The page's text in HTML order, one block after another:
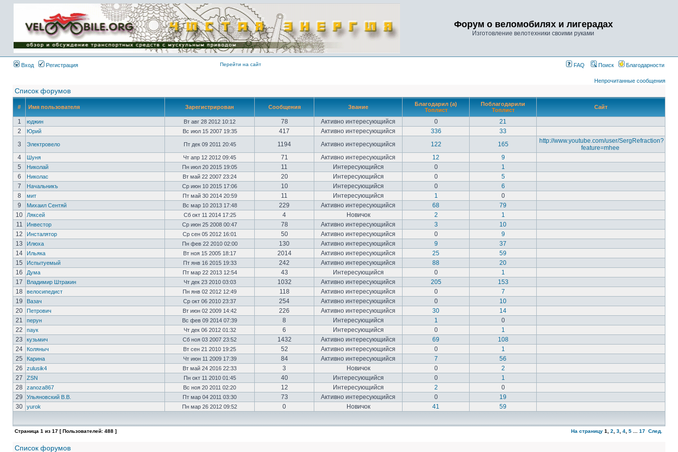
Имя пользователя:
Пароль:
{ LOG_ME_IN_SHORT
}
Форум о веломобилях и лигерадах
Изготовление велотехники своими руками
Вход Регистрация Перейти на сайт FAQ Поиск Благодарности
Непрочитанные сообщения
Список форумов
# Имя пользователя Зарегистрирован Сообщения Звание
Благодарил (а)
Топлист
Поблагодарили
Топлист
Сайт
1 юджин Вт авг 28 2012 10:12 78 Активно интересующийся 0
21
2
Юрий Вс июл 15 2007 19:35 417 Активно интересующийся 336
33
3
Электровело Пт дек 09 2011 20:45 1194 Активно интересующийся 122 165
http://www.youtube.com/user/SergRefraction?
feature=mhee
4
Шуня Чт апр 12 2012 09:45 71 Активно интересующийся 12
9
5
Николай Пн июл 20 2015 19:05 11 Интересующийся 0
1
6
Николас Вт май 22 2007 23:24 20 Интересующийся 0
5
7
Начальникъ Ср июн 10 2015 17:06 10 Интересующийся 0
6
8
мит Пт май 30 2014 20:59 11 Интересующийся 1
0
9
Михаил Сентяй Вс мар 10 2013 17:48 229 Активно интересующийся 68
79
10
Ляксей Сб окт 11 2014 17:25 4 Новичок 2
1
11
Инвестор Ср июн 25 2008 00:47 78 Активно интересующийся 3
10
12
Инсталятор Ср сен 05 2012 16:01 50 Активно интересующийся 0
9
13
Илюха Пн фев 22 2010 02:00 130 Активно интересующийся 9
37
14
Ильяка Вт ноя 15 2005 18:17 2014 Активно интересующийся 25
59
15
Испытуемый Пт янв 16 2015 19:33 242 Активно интересующийся 88
20
16
Дума Пт мар 22 2013 12:54 43 Интересующийся 0
1
17
Владимир Штракин Чт дек 23 2010 03:03 1032 Активно интересующийся 205
153
18
велосипедист Пн янв 02 2012 12:49 118 Активно интересующийся 0
7
19
Вазач Ср окт 06 2010 23:37 254 Активно интересующийся 0
10
20
Петрович Вт июн 02 2009 14:42 226 Активно интересующийся 30
14
21
перун Вс фев 09 2014 07:39 8 Интересующийся 1
0
22
паук Чт дек 06 2012 01:32 6 Интересующийся 0
1
23
кузьмич Сб ноя 03 2007 23:52 1432 Активно интересующийся 69
108
24
Коляныч Вт сен 21 2010 19:25 52 Активно интересующийся 0
1
25
Карина Чт июн 11 2009 17:39 84 Активно интересующийся 7
56
26
zulusik4 Вт май 24 2016 22:33 3 Новичок 0
2
27
ZSN Пн окт 11 2010 01:45 40 Интересующийся 0
1
28
zanoza867 Вс ноя 20 2011 02:20 12 Интересующийся 2
0
29
Ульяновский В.В. Пт мар 04 2011 03:30 73 Активно интересующийся 0
19
30
yurok Пн мар 26 2012 09:52 0 Новичок 41 59
Страница 1 из 17 [ Пользователей: 488 ] На страницу 1 2 3 4 5 17 След.
Список форумов